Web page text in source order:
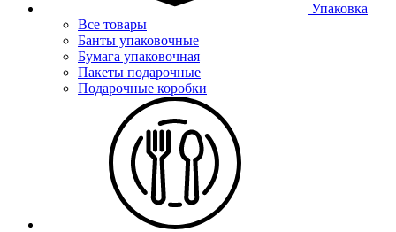
Упаковка
Все товары
Банты упаковочные
Бумага упаковочная
Пакеты подарочные
Подарочные коробки